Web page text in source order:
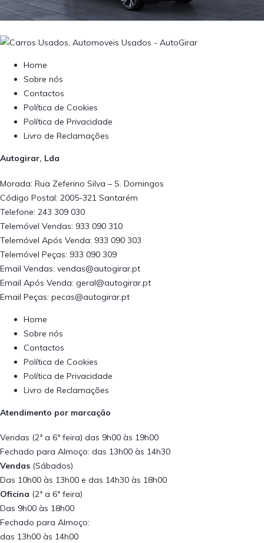
Home
Sobre nós
Contactos
Política de Cookies
Política de Privacidade
Livro de Reclamações
Autogirar, Lda
Morada: Rua Zeferino Silva – S. Domingos
Código Postal: 2005-321 Santarém
Telefone: 243 309 030
Telemóvel Vendas: 933 090 310
Telemóvel Após Venda: 933 090 303
Telemóvel Peças: 933 090 309
Email Vendas: vendas@autogirar.pt
Email Após Venda: geral@autogirar.pt
Email Peças: pecas@autogirar.pt
Home
Sobre nós
Contactos
Política de Cookies
Política de Privacidade
Livro de Reclamações
Atendimento por marcação
Vendas (2ª a 6ª feira) das 9h00 às 19h00
Fechado para Almoço: das 13h00 às 14h30
Vendas (Sábados)
Das 10h00 às 13h00 e das 14h30 às 18h00
Oficina (2ª a 6ª feira)
Das 9h00 às 18h00
Fechado para Almoço:
das 13h00 às 14h00